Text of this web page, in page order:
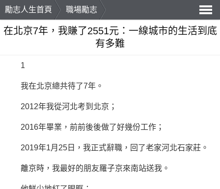
勵志人生首頁
職場勵志
導
在北京7年，我賺了2551元：一線城市的生活到底
有多難
1
我在北京總共待了7年。
2012年我從河北考到北京；
2016年畢業，前前後後做了好幾份工作；
2019年1月25日，我正式辭職，回了老家河北石家莊。
離京時，我最好的朋友羅子京來南站送我。